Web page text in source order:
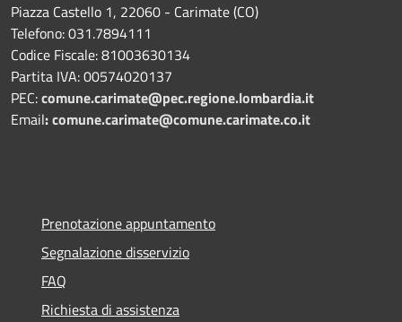
Piazza Castello 1, 22060 - Carimate (CO)
Telefono: 031.7894111
Codice Fiscale: 81003630134
Partita IVA: 00574020137
PEC:comune.carimate@pec.regione.lombardia.it
Email:comune.carimate@comune.carimate.co.it
Prenotazione appuntamento
Segnalazione disservizio
FAQ
Richiesta di assistenza